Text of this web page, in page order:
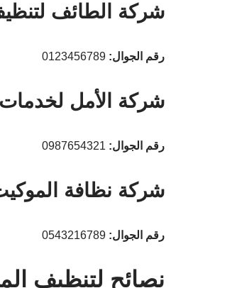
شركة الطائف
رقم الجوال:
شركة الأمل لخدمات
رقم الجوال:
شركة نظافة
رقم الجوال:
نصائح لتنظيف